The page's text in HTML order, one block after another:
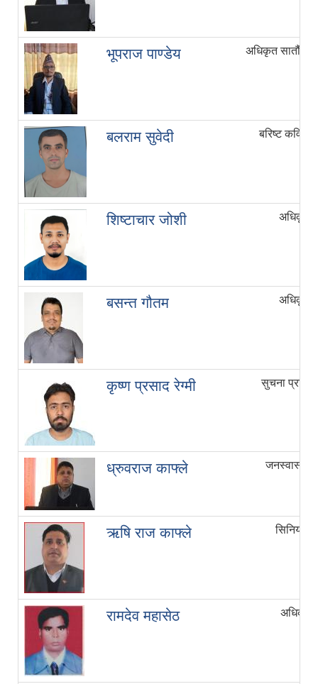
भूपराज पाण्डेय अधिकृत सातौँ/
बलराम सुवेदी बरिष्ट
शिष्टाचार जोशी अधिकृत
बसन्त गौतम अधिकृत
कृष्ण प्रसाद रेग्मी सुचना
ध्रुवराज काफ्ले जनस्वास्थ्य
ऋषि राज काफ्ले सिनियर
रामदेव महासेठ अधिकृत